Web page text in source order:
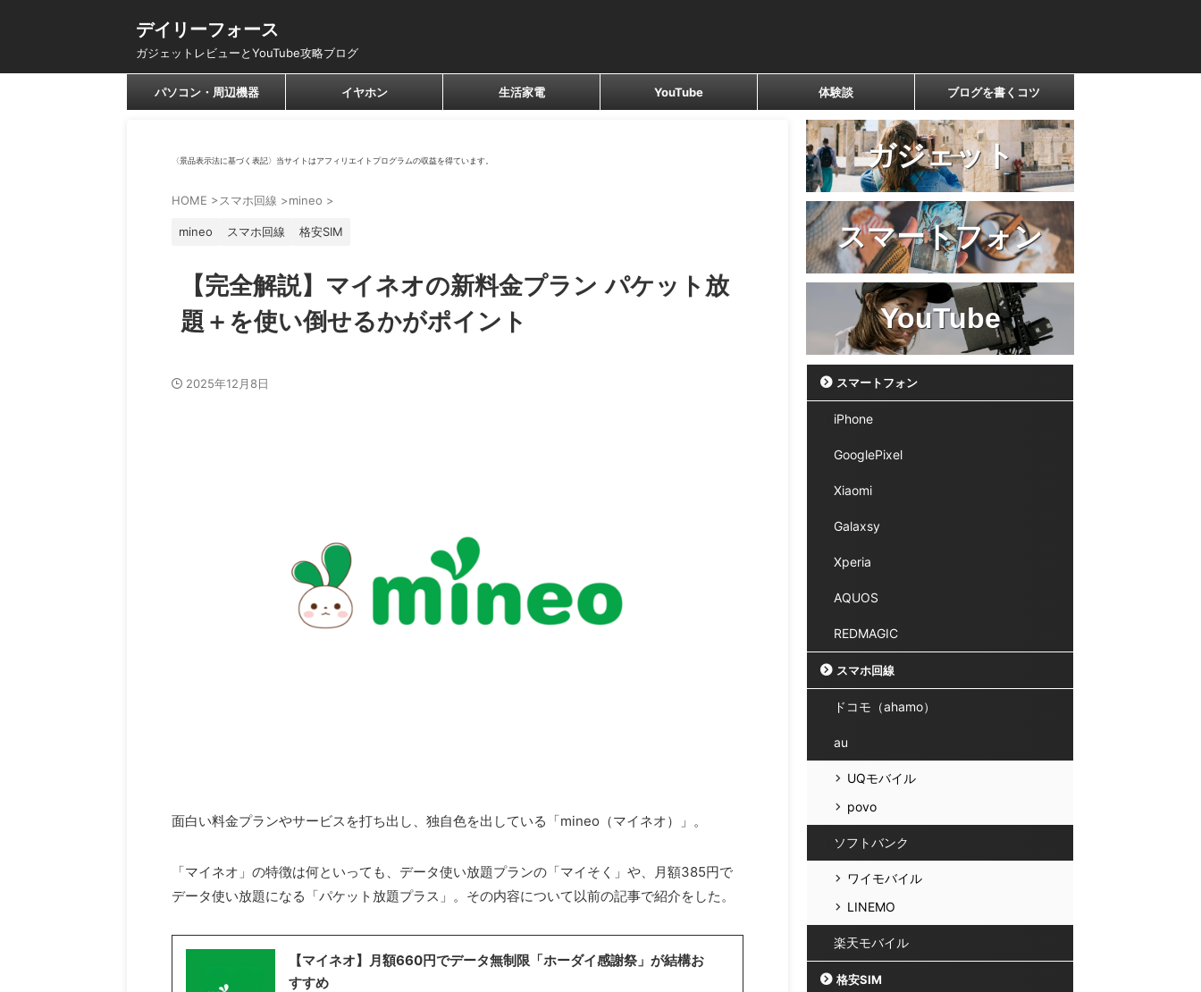
デイリーフォース
ガジェットレビューとYouTube攻略ブログ
パソコン・周辺機器 イヤホン 生活家電 YouTube 体験談 ブログを書くコツ
〈景品表示法に基づく表記〉当サイトはアフィリエイトプログラムの収益を得ています。
HOME >スマホ回線 >mineo >
mineo スマホ回線 格安SIM
【完全解説】マイネオの新料金プラン パケット放
題＋を使い倒せるかがポイント
2025年12月8日
面白い料金プランやサービスを打ち出し、独自色を出している「mineo（マイネオ）」。
「マイネオ」の特徴は何といっても、データ使い放題プランの「マイそく」や、月額385円で
データ使い放題になる「パケット放題プラス」。その内容について以前の記事で紹介をした。
【マイネオ】月額660円でデータ無制限「ホーダイ感謝祭」が結構お
すすめ
ガジェット
スマートフォン
YouTube
スマートフォン
iPhone
GooglePixel
Xiaomi
Galaxsy
Xperia
AQUOS
REDMAGIC
スマホ回線
ドコモ（ahamo）
au
UQモバイル
povo
ソフトバンク
ワイモバイル
LINEMO
楽天モバイル
格安SIM